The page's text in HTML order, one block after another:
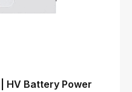
HV Battery Power